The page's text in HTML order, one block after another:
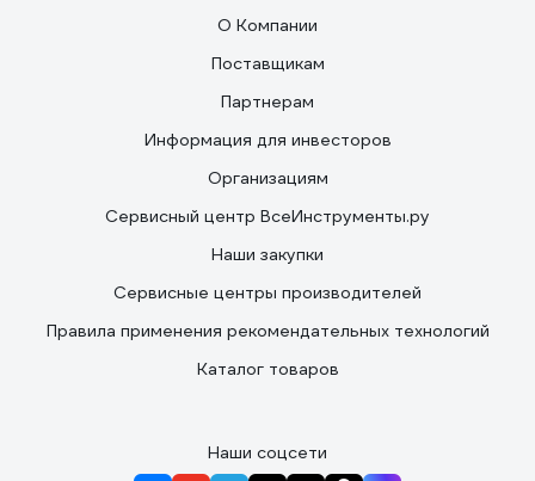
О Компании
Поставщикам
Партнерам
Информация для инвесторов
Организациям
Сервисный центр ВсеИнструменты.ру
Наши закупки
Сервисные центры производителей
Правила применения рекомендательных технологий
Каталог товаров
Наши соцсети